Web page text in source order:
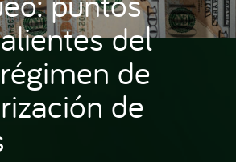
del
de
de